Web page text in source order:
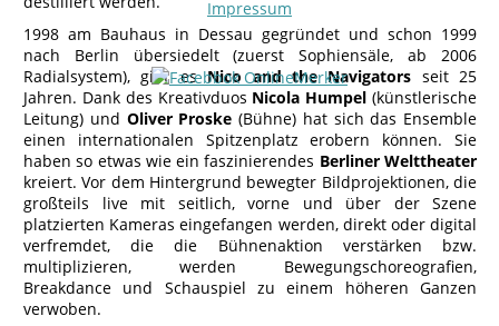
Impressum
1998 am Bauhaus in Dessau gegründet und schon 1999
nach Berlin übersiedelt (zuerst Sophiensäle, ab 2006
Radialsystem), gibt esNico and the Navigators seit 25
Jahren. Dank des Kreativduos Nicola Humpel (künstlerische
Leitung) und Oliver Proske (Bühne) hat sich das Ensemble
einen internationalen Spitzenplatz erobern können. Sie
haben so etwas wie ein faszinierendes Berliner Welttheater
kreiert. Vor dem Hintergrund bewegter Bildprojektionen, die
großteils live mit seitlich, vorne und über der Szene
platzierten Kameras eingefangen werden, direkt oder digital
verfremdet, die die Bühnenaktion verstärken bzw.
multiplizieren, werden Bewegungschoreografien,
Breakdance und Schauspiel zu einem höheren Ganzen
verwoben.